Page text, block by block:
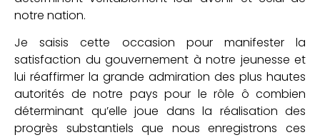
notre nation.
Je saisis cette occasion pour manifester la
satisfaction du gouvernement à notre jeunesse et
lui réaffirmer la grande admiration des plus hautes
autorités de notre pays pour le rôle ô combien
déterminant qu’elle joue dans la réalisation des
progrès substantiels que nous enregistrons ces